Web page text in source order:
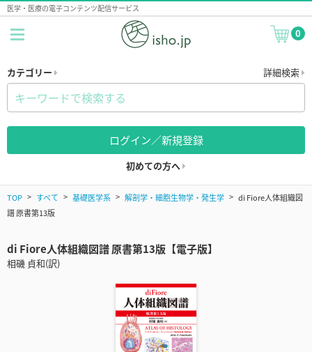
医学・医療の電子コンテンツ配信サービス
0
カテゴリー 詳細検索
ログイン／新規登録
初めての方へ
TOP すべて 基礎医学系 解剖学・細胞生物学・発生学
di Fiore人体組織図
譜 原書第13版
di Fiore人体組織図譜 原書第13版【電子版】
相磯 貞和(訳)